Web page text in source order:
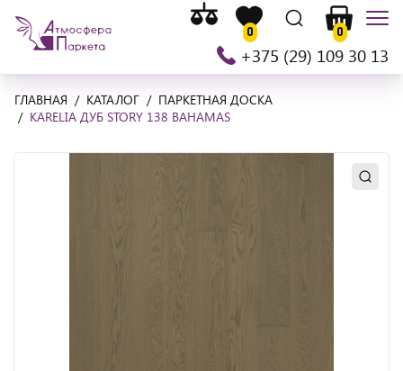
На
главную
+375 (29) 109 30 13
Список
сравненияСписок
желаемого
0 Поиск Корзина
0
ГЛАВНАЯ КАТАЛОГ
ПАРКЕТНАЯ ДОСКА
KARELIA ДУБ STORY 138 BAHAMAS